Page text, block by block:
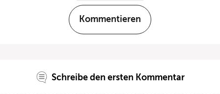
Kommentieren
Schreibe den ersten Kommentar